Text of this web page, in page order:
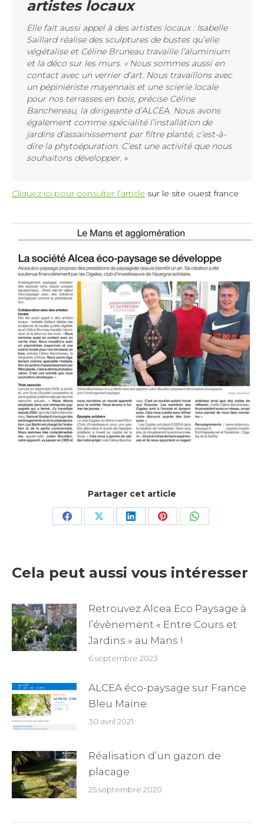
artistes locaux
Elle fait aussi appel à des artistes locaux : Isabelle
Saillard réalise des sculptures de bustes qu’elle
végétalise et Céline Bruneau travaille l’aluminium
et la déco sur les murs. « Nous sommes aussi en
contact avec un verrier d’art. Nous travaillons avec
un pépiniériste mayennais et une scierie locale
pour nos terrasses en bois, précise Céline
Banchereau, la dirigeante d’ALCEA. Nous avons
également comme spécialité l’installation de
jardins d’assainissement par filtre planté, c’est-à-
dire la phytoépuration. C’est une activité que nous
souhaitons développer. »
Cliquez ici pour consulter l’article sur le site ouest france
Partager cet article
Share Share Share Share Share
Cela peut aussi vous intéresser
Retrouvez Alcea Eco Paysage à
l’évènement « Entre Cours et
Jardins » au Mans !
6 septembre 2023
ALCEA éco-paysage sur France
Bleu Maine
30 avril 2021
Réalisation d’un gazon de
placage
25 septembre 2020